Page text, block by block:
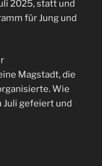
2025, statt und
für Jung und
Magstadt, die
Wie
Juli gefeiert und